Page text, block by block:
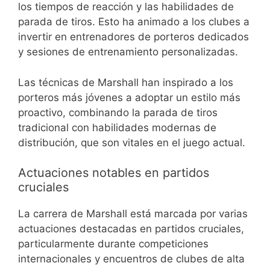
los tiempos de reacción y las habilidades de
parada de tiros. Esto ha animado a los clubes a
invertir en entrenadores de porteros dedicados
y sesiones de entrenamiento personalizadas.
Las técnicas de Marshall han inspirado a los
porteros más jóvenes a adoptar un estilo más
proactivo, combinando la parada de tiros
tradicional con habilidades modernas de
distribución, que son vitales en el juego actual.
Actuaciones notables en partidos
cruciales
La carrera de Marshall está marcada por varias
actuaciones destacadas en partidos cruciales,
particularmente durante competiciones
internacionales y encuentros de clubes de alta